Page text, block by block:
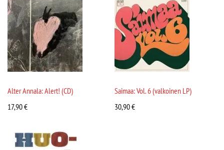
Alter Annala: Alert! (CD)
17,90€
Saimaa: Vol. 6 (valkoinen LP)
30,90€